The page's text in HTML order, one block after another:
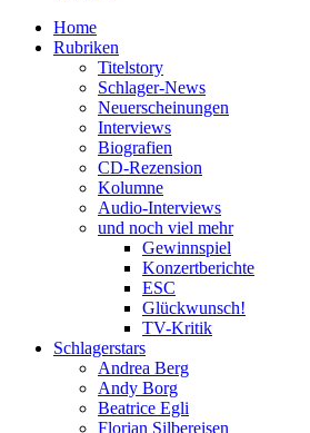
Home
Rubriken
Titelstory
Schlager-News
Neuerscheinungen
Interviews
Biografien
CD-Rezension
Kolumne
Audio-Interviews
und noch viel mehr
Gewinnspiel
Konzertberichte
ESC
Glückwunsch!
TV-Kritik
Schlagerstars
Andrea Berg
Andy Borg
Beatrice Egli
Florian Silbereisen